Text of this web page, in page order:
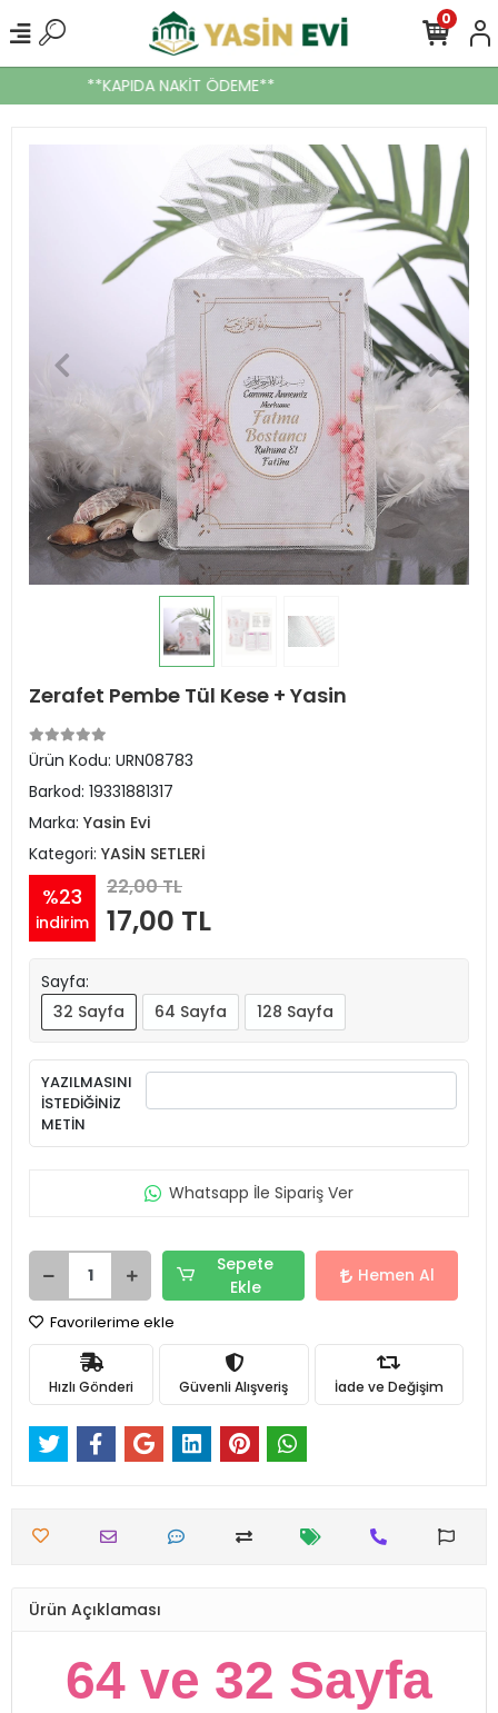
**KAPIDA NAKİT ÖDEME**
0
Zerafet Pembe Tül Kese + Yasin
Ürün Kodu: URN08783
Barkod: 19331881317
Marka: Yasin Evi
Kategori: YASİN SETLERİ
%23
indirim
22,00 TL
17,00 TL
Sayfa:
32 Sayfa
64 Sayfa 128 Sayfa
YAZILMASINI
İSTEDİĞİNİZ
METİN
Whatsapp İle Sipariş Ver
Sepete
Ekle
Hemen Al
Favorilerime ekle
Hızlı Gönderi Güvenli Alışveriş İade ve Değişim
Ürün Açıklaması
64 ve 32 Sayfa